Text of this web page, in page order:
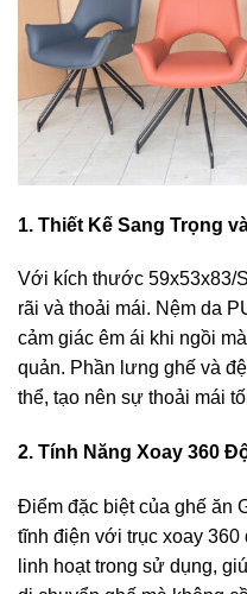
1. Thiết Kế Sang Trọng
Với kích thước 59x53x83/
rãi và thoải mái. Nệm da
cảm giác êm ái khi ngồi
quản. Phần lưng ghế và
thể, tạo nên sự thoải mái
2. Tính Năng Xoay 360
Điểm đặc biệt của ghế ăn
tĩnh điện với trục xoay
linh hoạt trong sử dụng,